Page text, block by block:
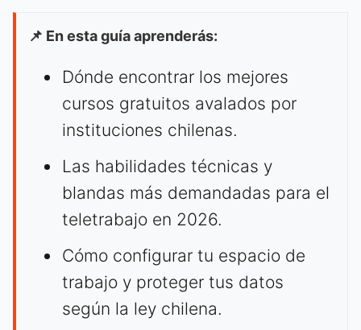
📌 En esta guía aprenderás:
Dónde encontrar los mejores
cursos gratuitos avalados por
instituciones chilenas.
Las habilidades técnicas y
blandas más demandadas para el
teletrabajo en 2026.
Cómo configurar tu espacio de
trabajo y proteger tus datos
según la ley chilena.